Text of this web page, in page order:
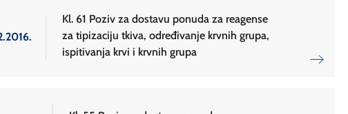
Kl. 61 Poziv za dostavu ponuda za reagense
za tipizaciju tkiva, određivanje krvnih grupa,
ispitivanja krvi i krvnih grupa